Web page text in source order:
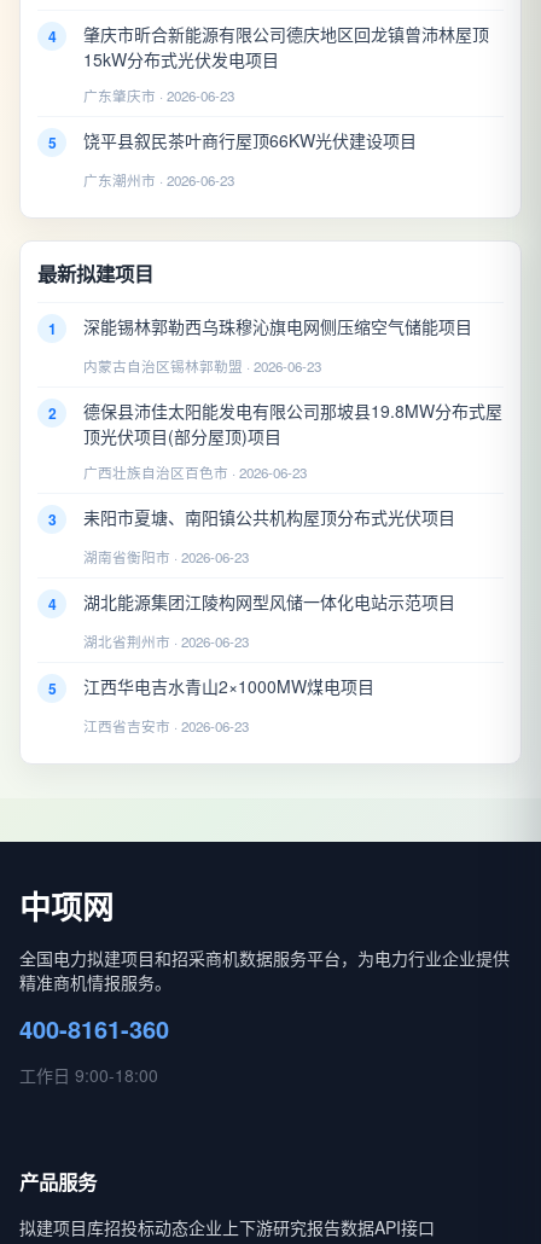
4
肇庆市昕合新能源有限公司德庆地区回龙镇曾沛林屋顶
15kW分布式光伏发电项目
广东肇庆市 · 2026-06-23
5 饶平县叙民茶叶商行屋顶66KW光伏建设项目
广东潮州市 · 2026-06-23
最新拟建项目
1 深能锡林郭勒西乌珠穆沁旗电网侧压缩空气储能项目
内蒙古自治区锡林郭勒盟 · 2026-06-23
2
德保县沛佳太阳能发电有限公司那坡县19.8MW分布式屋
顶光伏项目(部分屋顶)项目
广西壮族自治区百色市 · 2026-06-23
3 耒阳市夏塘、南阳镇公共机构屋顶分布式光伏项目
湖南省衡阳市 · 2026-06-23
4 湖北能源集团江陵构网型风储一体化电站示范项目
湖北省荆州市 · 2026-06-23
5 江西华电吉水青山2×1000MW煤电项目
江西省吉安市 · 2026-06-23
中项网
全国电力拟建项目和招采商机数据服务平台，为电力行业企业提供
精准商机情报服务。
400-8161-360
工作日 9:00-18:00
产品服务
拟建项目库招投标动态企业上下游研究报告数据API接口